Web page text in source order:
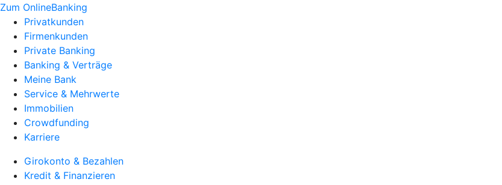
Zum OnlineBanking
Privatkunden
Firmenkunden
Private Banking
Banking & Verträge
Meine Bank
Service & Mehrwerte
Immobilien
Crowdfunding
Karriere
Girokonto & Bezahlen
Kredit & Finanzieren